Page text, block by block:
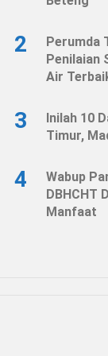
2
Perumda
Penilaian
Air
3
Inilah 10
Timur,
4
Wabup
DBHCHT
Manfaat